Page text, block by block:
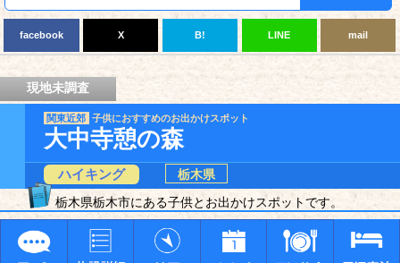
facebook X B! LINE mail
現地未調査
関東近郊 子供におすすめのお出かけスポット
大中寺憩の森
ハイキング
栃木県
栃木県栃木市にある子供とお出かけスポットです。